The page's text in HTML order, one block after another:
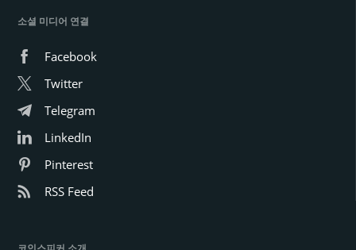
소셜 미디어 연결
Facebook
Twitter
Telegram
LinkedIn
Pinterest
RSS Feed